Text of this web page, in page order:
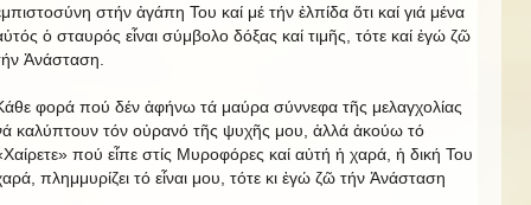
στήν ἀγάπη Του καί μέ τήν ἐλπίδα ὅτι καί γιά μένα
ὁ σταυρός εἶναι σύμβολο δόξας καί τιμῆς, τότε καί ἐγώ ζῶ
Ἀνάσταση.
φορά πού δέν ἀφήνω τά μαύρα σύννεφα τῆς μελαγχολίας
καλύπτουν τόν οὐρανό τῆς ψυχῆς μου, ἀλλά ἀκούω τό
πού εἶπε στίς Μυροφόρες καί αὐτή ἡ χαρά, ἡ δική Του
πλημμυρίζει τό εἶναι μου, τότε κι ἐγώ ζῶ τήν Ἀνάσταση